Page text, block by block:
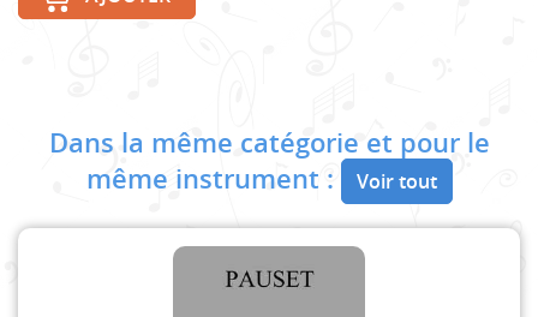
Dans la même catégorie et pour le
même instrument :
Voir tout